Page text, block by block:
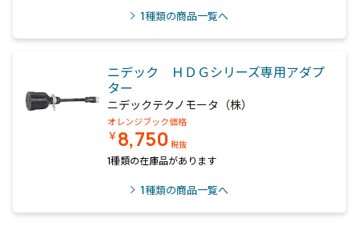
1種類の商品一覧へ
ニデック ＨＤＧシリーズ専用アダプ
ター
ニデックテクノモータ（株）
オレンジブック価格
￥8,750 税抜
1種類の在庫品があります
1種類の商品一覧へ